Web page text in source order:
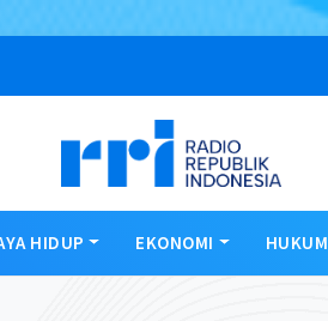
HIDUP EKONOMI HUKUM